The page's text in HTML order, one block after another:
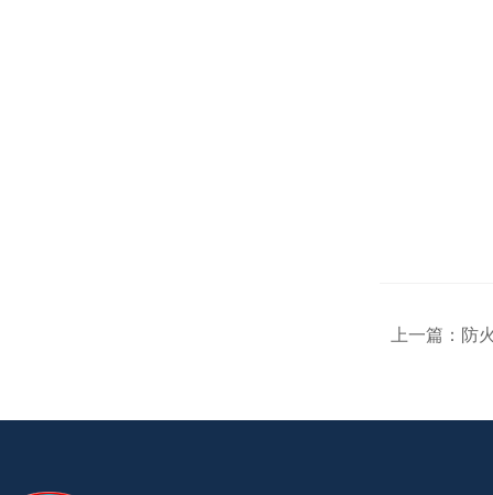
上一篇： 防